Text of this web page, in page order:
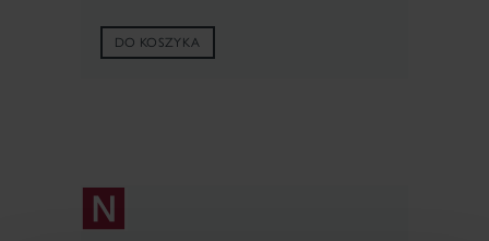
DO KOSZYKA